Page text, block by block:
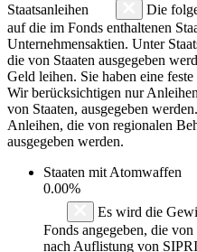
Staatsanleihen
Die
auf die im Fonds enthaltenen
Unternehmensaktien. Unter
die von Staaten ausgegeben
Geld leihen. Sie haben eine
Wir berücksichtigen nur
von Staaten, ausgegeben
Anleihen, die von regionalen
ausgegeben werden.
Staaten mit Atomwaffen
0.00%
Es wird die
Fonds angegeben, die
nach Auflistung von